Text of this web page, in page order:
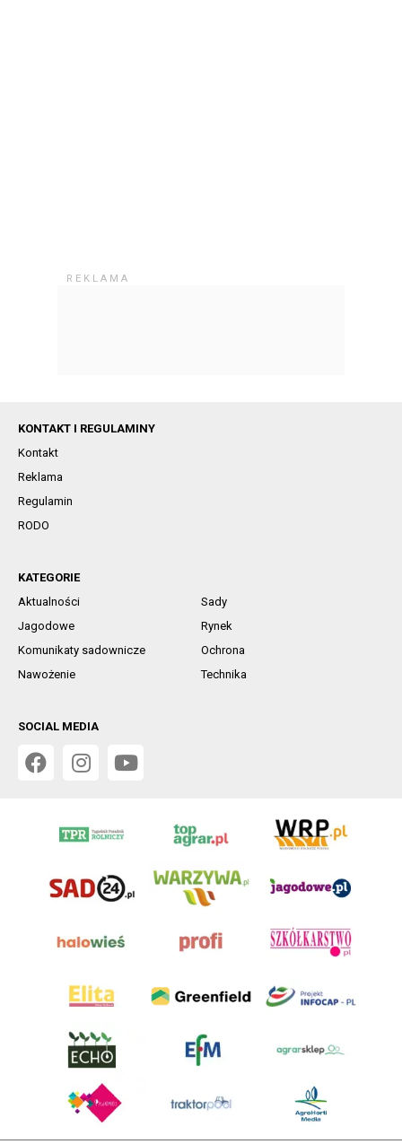
KONTAKT I REGULAMINY
Kontakt
Reklama
Regulamin
RODO
KATEGORIE
Aktualności
Sady
Jagodowe
Rynek
Komunikaty sadownicze
Ochrona
Nawożenie
Technika
SOCIAL MEDIA